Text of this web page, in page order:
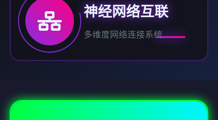
神经网络互联
多维度网络连接系统